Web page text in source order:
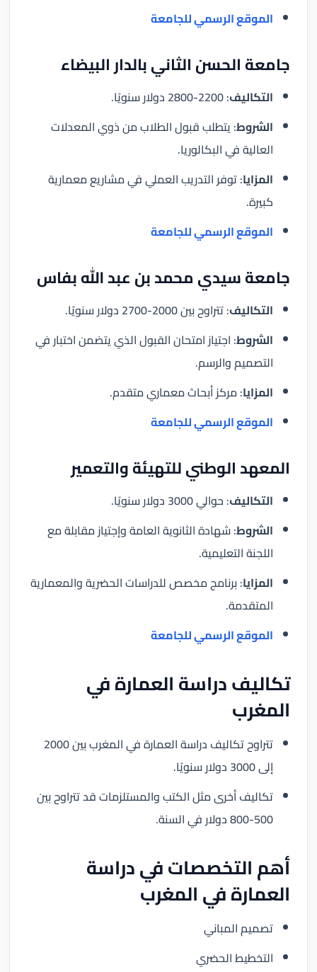
الموقع الرسمي للجامعة
جامعة الحسن الثاني بالدار البيضاء
التكاليف: 2200-2800 دولار سنويًا.
الشروط: يتطلب قبول الطلاب من ذوي المعدلات
العالية في البكالوريا.
المزايا: توفر التدريب العملي في مشاريع معمارية
كبيرة.
الموقع الرسمي للجامعة
جامعة سيدي محمد بن عبد الله بفاس
التكاليف: تتراوح بين 2000-2700 دولار سنويًا.
الشروط: اجتياز امتحان القبول الذي يتضمن اختبار في
التصميم والرسم.
المزايا: مركز أبحاث معماري متقدم.
الموقع الرسمي للجامعة
المعهد الوطني للتهيئة والتعمير
التكاليف: حوالي 3000 دولار سنويًا.
الشروط: شهادة الثانوية العامة وإجتياز مقابلة مع
اللجنة التعليمية.
المزايا: برنامج مخصص للدراسات الحضرية والمعمارية
المتقدمة.
الموقع الرسمي للجامعة
تكاليف دراسة العمارة في
المغرب
تتراوح تكاليف دراسة العمارة في المغرب بين 2000
إلى 3000 دولار سنويًا.
تكاليف أخرى مثل الكتب والمستلزمات قد تتراوح بين
500-800 دولار في السنة.
أهم التخصصات في دراسة
العمارة في المغرب
تصميم المباني
التخطيط الحضري